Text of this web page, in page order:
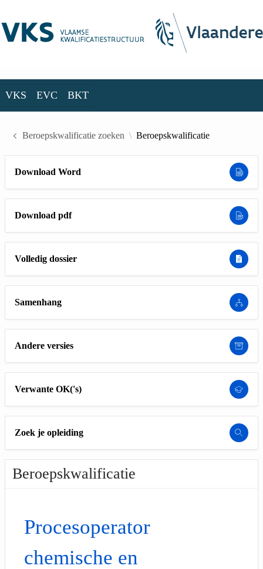
VKS EVC BKT
Beroepskwalificatie zoeken Beroepskwalificatie
Download Word
Download pdf
Volledig dossier
Samenhang
Andere versies
Verwante OK('s)
Zoek je opleiding
Beroepskwalificatie
Procesoperator
chemische en